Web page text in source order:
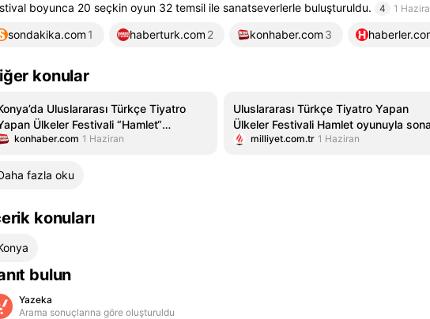
boyunca 20 seçkin oyun 32 temsil ile sanatseverlerle buluşturuldu. 4 1
sondakika.com 1 haberturk.com 2 konhaber.com 3
konular
Uluslararası Türkçe Tiyatro
Ülkeler Festivali “Hamlet“
sona erdi
konhaber.com 1 Haziran
Uluslararası Türkçe Tiyatro Yapan
Ülkeler Festivali Hamlet oyunuyla sona
erdimilliyet.com.tr 1 Haziran
fazla oku
konuları
bulun
Yazeka
Arama sonuçlarına göre oluşturuldu